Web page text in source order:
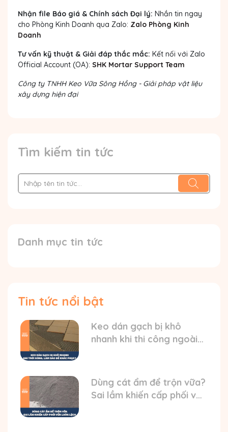
Nhận file Báo giá & Chính sách Đại lý: Nhắn tin ngay
cho Phòng Kinh Doanh qua Zalo: Zalo Phòng Kinh
Doanh
Tư vấn kỹ thuật & Giải đáp thắc mắc: Kết nối với Zalo
Official Account (OA): SHK Mortar Support Team
Công ty TNHH Keo Vữa Sông Hồng - Giải pháp vật liệu
xây dựng hiện đại
Tìm kiếm tin tức
Danh mục tin tức
Tin tức nổi bật
Keo dán gạch bị khô
nhanh khi thi công ngoài
Dùng cát ẩm để trộn vữa?
Sai lầm khiến cấp phối vữa